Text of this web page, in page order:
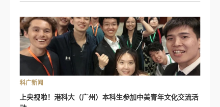
科广新闻
上央视啦！港科大（广州）本科生参加中美青年文化交流活